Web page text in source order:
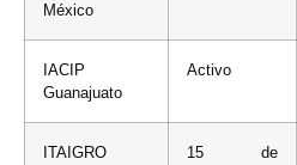
México
IACIP
Guanajuato
Activo
ITAIGRO
15 de